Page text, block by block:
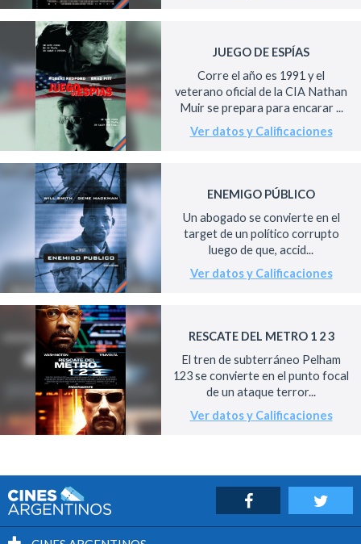
JUEGO DE ESPÍAS
Corre el año es 1991 y el
veterano oficial de la CIA Nathan
Muir se prepara para encarar ...
Ver datos y Calificaciones
ENEMIGO PÚBLICO
Un abogado se convierte en el
target de un político corrupto
luego de que, accid...
Ver datos y Calificaciones
RESCATE DEL METRO 1 2 3
El tren de subterráneo Pelham
123 se convierte en el punto focal
de un ataque terror...
Ver datos y Calificaciones